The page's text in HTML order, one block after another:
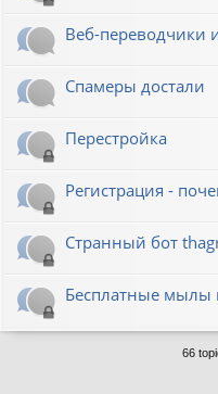
Веб-переводчики
Спамеры достали
Перестройка
Регистрация -
Странный бот
Бесплатные мылы
66